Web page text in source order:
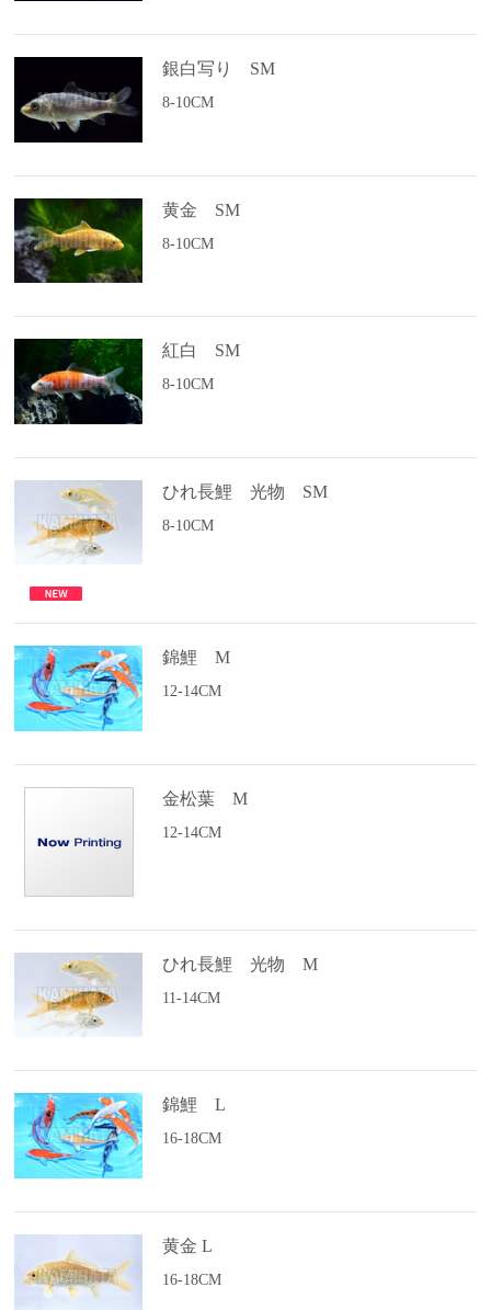
銀白写り SM
8-10CM
黄金 SM
8-10CM
紅白 SM
8-10CM
ひれ長鯉 光物 SM
8-10CM
錦鯉 M
12-14CM
金松葉 M
12-14CM
ひれ長鯉 光物 M
11-14CM
錦鯉 L
16-18CM
黄金 L
16-18CM